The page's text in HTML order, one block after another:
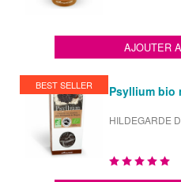
AJOUTER
BEST SELLER Psyllium bio
HILDEGARDE